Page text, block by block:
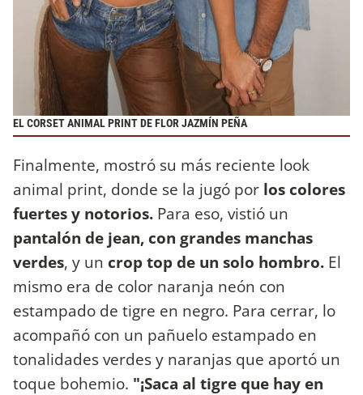
EL CORSET ANIMAL PRINT DE FLOR JAZMÍN PEÑA
Finalmente, mostró su más reciente look
animal print, donde se la jugó por los colores
fuertes y notorios. Para eso, vistió un
pantalón de jean, con grandes manchas
verdes, y un crop top de un solo hombro. El
mismo era de color naranja neón con
estampado de tigre en negro. Para cerrar, lo
acompañó con un pañuelo estampado en
tonalidades verdes y naranjas que aportó un
toque bohemio. "¡Saca al tigre que hay en